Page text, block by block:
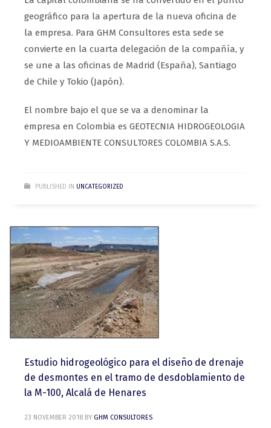
geográfico para la apertura de la nueva oficina de
la empresa. Para GHM Consultores esta sede se
convierte en la cuarta delegación de la compañía, y
se une a las oficinas de Madrid (España), Santiago
de Chile y Tokio (Japón).
El nombre bajo el que se va a denominar la
empresa en Colombia es GEOTECNIA HIDROGEOLOGIA
Y MEDIOAMBIENTE CONSULTORES COLOMBIA S.A.S.
PUBLISHED IN UNCATEGORIZED
Estudio hidrogeológico para el diseño de drenaje
de desmontes en el tramo de desdoblamiento de
la M-100, Alcalá de Henares
23 NOVEMBER 2018 BY GHM CONSULTORES